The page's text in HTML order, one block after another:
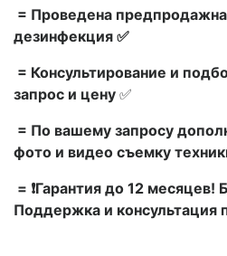
= Проведена
дезинфекция ✅
= Консультирование и
запрос и цену ✅
= По вашему запросу
фото и видео съемку
= ❗Гарантия до 12 месяцев!
Поддержка и консультация